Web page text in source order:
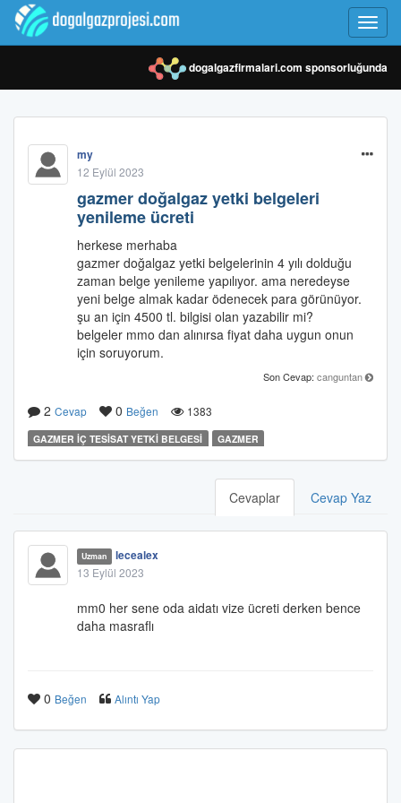
dogalgazfirmalari.com sponsorluğunda
my
12 Eylül 2023
gazmer doğalgaz yetki belgeleri
yenileme ücreti
herkese merhaba
gazmer doğalgaz yetki belgelerinin 4 yılı dolduğu
zaman belge yenileme yapılıyor. ama neredeyse
yeni belge almak kadar ödenecek para görünüyor.
şu an için 4500 tl. bilgisi olan yazabilir mi?
belgeler mmo dan alınırsa fiyat daha uygun onun
için soruyorum.
Son Cevap: canguntan
2 Cevap 0 Beğen 1383
GAZMER İÇ TESİSAT YETKİ BELGESİ GAZMER
Cevaplar Cevap Yaz
Uzman lecealex
13 Eylül 2023
mm0 her sene oda aidatı vize ücreti derken bence
daha masraflı
0 Beğen Alıntı Yap